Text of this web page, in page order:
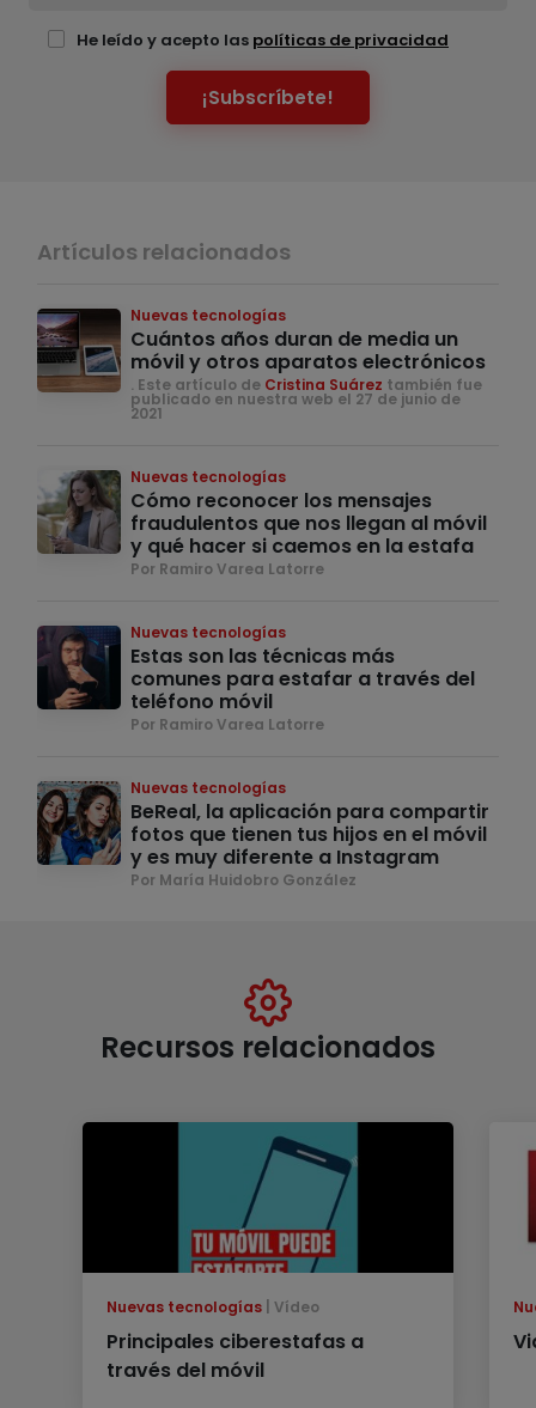
He leído y acepto las políticas de privacidad
¡Subscríbete!
Artículos relacionados
Nuevas tecnologías
Cuántos años duran de media un
móvil y otros aparatos electrónicos
. Este artículo de Cristina Suárez también fue
publicado en nuestra web el 27 de junio de
2021
Nuevas tecnologías
Cómo reconocer los mensajes
fraudulentos que nos llegan al móvil
y qué hacer si caemos en la estafa
Por Ramiro Varea Latorre
Nuevas tecnologías
Estas son las técnicas más
comunes para estafar a través del
teléfono móvil
Por Ramiro Varea Latorre
Nuevas tecnologías
BeReal, la aplicación para compartir
fotos que tienen tus hijos en el móvil
y es muy diferente a Instagram
Por María Huidobro González
Recursos relacionados
Nuevas tecnologías Vídeo
Principales ciberestafas a
través del móvil